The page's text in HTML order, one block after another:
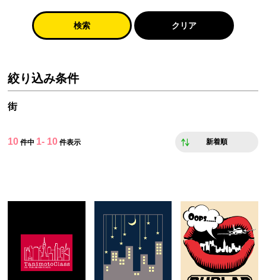
検索 クリア
絞り込み条件
街
10 件中 1- 10 件表示 新着順